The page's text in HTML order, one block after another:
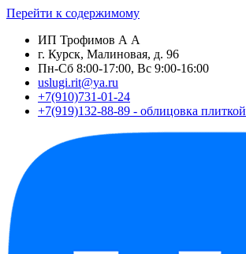
Перейти к содержимому
ИП Трофимов А А
г. Курск, Малиновая, д. 96
Пн-Сб 8:00-17:00, Вс 9:00-16:00
uslugi.rit@ya.ru
+7(910)731-01-24
+7(919)132-88-89 - облицовка плиткой